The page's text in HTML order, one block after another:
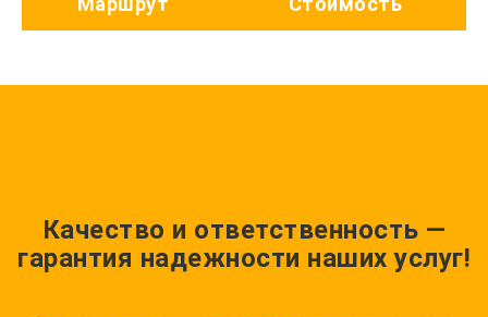
Качество и ответственность —
гарантия надежности наших услуг!